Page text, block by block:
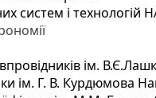
систем і технологій
ім.
ім. Г. В. Курдюмова